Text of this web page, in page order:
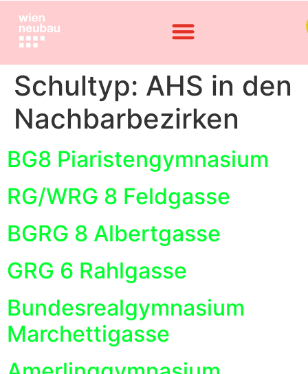
Schultyp: AHS in den
Nachbarbezirken
BG8 Piaristengymnasium
RG/WRG 8 Feldgasse
BGRG 8 Albertgasse
GRG 6 Rahlgasse
Bundesrealgymnasium
Marchettigasse